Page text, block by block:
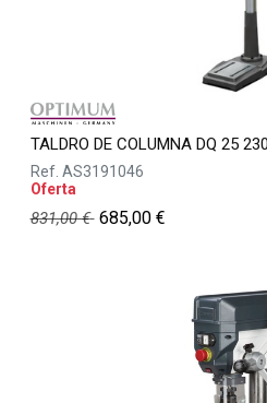
TALDRO DE COLUMNA DQ 25
Ref. AS3191046
Oferta
831,00€ 685,00€